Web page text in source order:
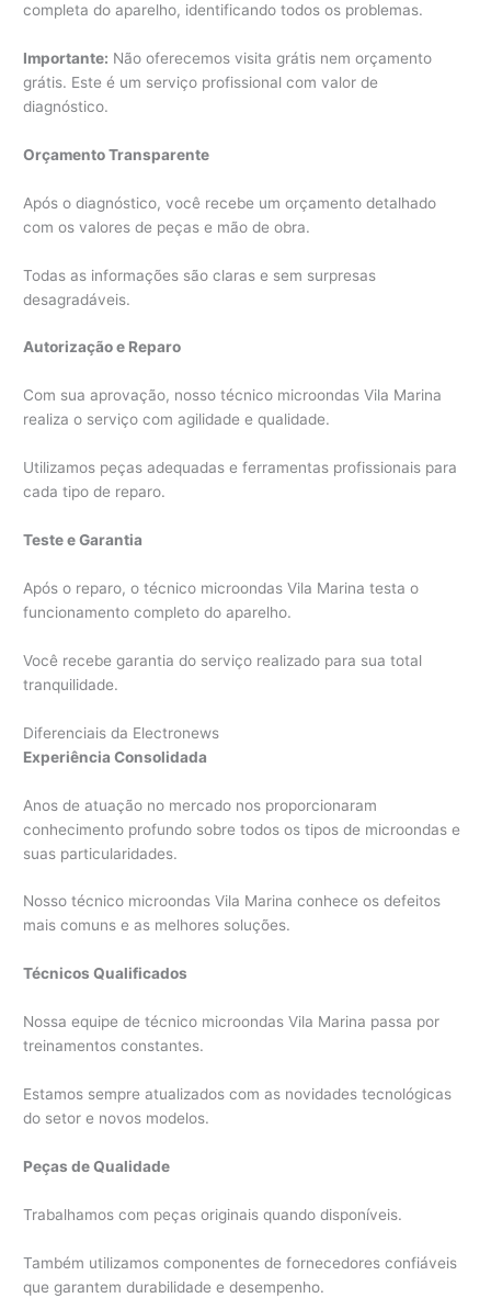
completa do aparelho, identificando todos os problemas.
Importante: Não oferecemos visita grátis nem orçamento
grátis. Este é um serviço profissional com valor de
diagnóstico.
Orçamento Transparente
Após o diagnóstico, você recebe um orçamento detalhado
com os valores de peças e mão de obra.
Todas as informações são claras e sem surpresas
desagradáveis.
Autorização e Reparo
Com sua aprovação, nosso técnico microondas Vila Marina
realiza o serviço com agilidade e qualidade.
Utilizamos peças adequadas e ferramentas profissionais para
cada tipo de reparo.
Teste e Garantia
Após o reparo, o técnico microondas Vila Marina testa o
funcionamento completo do aparelho.
Você recebe garantia do serviço realizado para sua total
tranquilidade.
Diferenciais da Electronews
Experiência Consolidada
Anos de atuação no mercado nos proporcionaram
conhecimento profundo sobre todos os tipos de microondas e
suas particularidades.
Nosso técnico microondas Vila Marina conhece os defeitos
mais comuns e as melhores soluções.
Técnicos Qualificados
Nossa equipe de técnico microondas Vila Marina passa por
treinamentos constantes.
Estamos sempre atualizados com as novidades tecnológicas
do setor e novos modelos.
Peças de Qualidade
Trabalhamos com peças originais quando disponíveis.
Também utilizamos componentes de fornecedores confiáveis
que garantem durabilidade e desempenho.